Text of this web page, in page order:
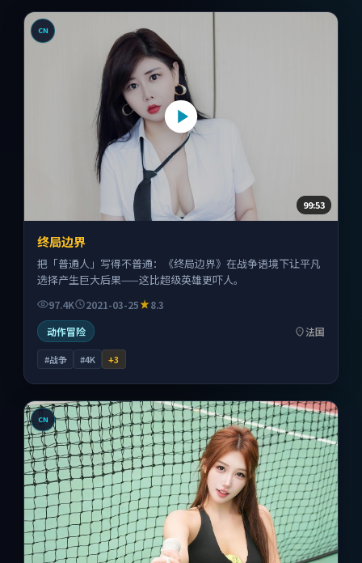
CN
99:53
终局边界
把「普通人」写得不普通：《终局边界》在战争语境下让平凡
选择产生巨大后果——这比超级英雄更吓人。
97.4K 2021-03-25
8.3
动作冒险
法国
#战争 #4K +3
CN